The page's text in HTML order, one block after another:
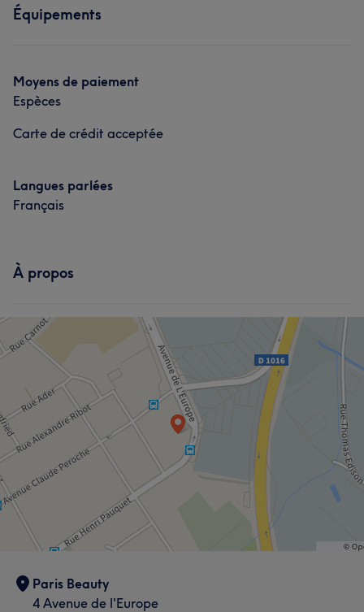
Manucure et Beauté des pieds
Équipements
Moyens de paiement
Espèces
Carte de crédit acceptée
Langues parlées
Français
À propos
Paris Beauty
4 Avenue de l'Europe